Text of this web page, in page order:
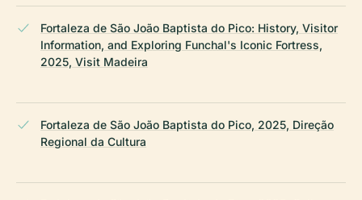
Fortaleza de São João Baptista do Pico: History, Visitor
Information, and Exploring Funchal's Iconic Fortress,
2025, Visit Madeira
Fortaleza de São João Baptista do Pico, 2025, Direção
Regional da Cultura